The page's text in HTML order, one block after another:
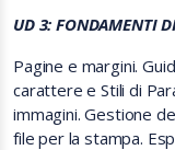
UD 3: FONDAMENTI
Pagine e margini.
carattere e Stili di
immagini. Gestione
file per la stampa.